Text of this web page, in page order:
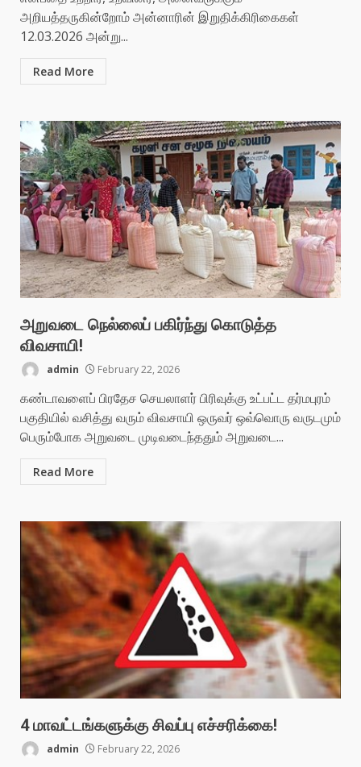
அறியத்தருகின்றோம் அன்னாரின் இறுதிக்கிரிகைகள்
12.03.2026 அன்று...
Read More
அறுவடை நெல்லைப் பகிர்ந்து கொடுத்த
விவசாயி!
admin February 22, 2026
கண்டாவளைப் பிரதேச செயலாளர் பிரிவுக்கு உட்பட்ட தர்மபுரம்
பகுதியில் வசித்து வரும் விவசாயி ஒருவர் ஒவ்வொரு வருடமும்
பெரும்போக அறுவடை முடிவடைந்ததும் அறுவடை...
Read More
4 மாவட்டங்களுக்கு சிவப்பு எச்சரிக்கை!
admin February 22, 2026